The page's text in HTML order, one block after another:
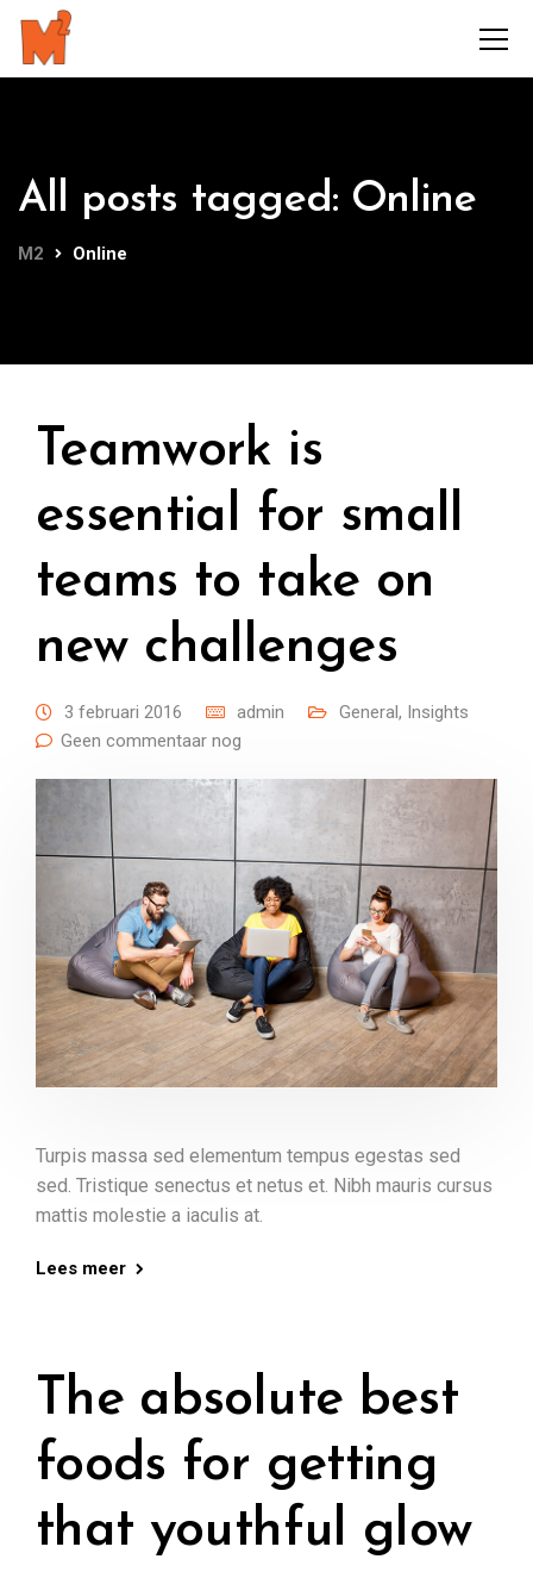
All posts tagged: Online
M2 Online
Teamwork is
essential for small
teams to take on
new challenges
3 februari 2016 admin General, Insights
Geen commentaar nog
Turpis massa sed elementum tempus egestas sed
sed. Tristique senectus et netus et. Nibh mauris cursus
mattis molestie a iaculis at.
Lees meer
The absolute best
foods for getting
that youthful glow